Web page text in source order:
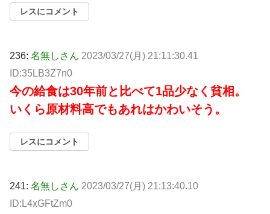
レスにコメント
236: 名無しさん 2023/03/27(月) 21:11:30.41
ID:35LB3Z7n0
今の給食は30年前と比べて1品少なく貧相。
いくら原材料高でもあれはかわいそう。
レスにコメント
241: 名無しさん 2023/03/27(月) 21:13:40.10
ID:L4xGFtZm0